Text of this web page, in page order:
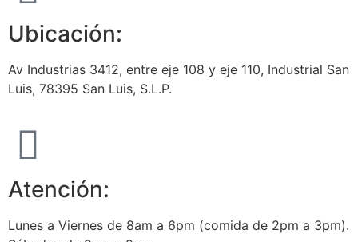
Ubicación:
Av Industrias 3412, entre eje 108 y eje 110, Industrial San
Luis, 78395 San Luis, S.L.P.
Atención:
Lunes a Viernes de 8am a 6pm (comida de 2pm a 3pm).